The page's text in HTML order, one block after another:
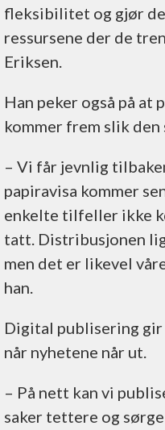
fleksibilitet og gjør
ressursene der de
Eriksen.
Han peker også på at
kommer frem slik den
– Vi får jevnlig
papiravisa kommer
enkelte tilfeller ikke
tatt. Distribusjonen
men det er likevel
han.
Digital publisering
når nyhetene når ut.
– På nett kan vi
saker tettere og